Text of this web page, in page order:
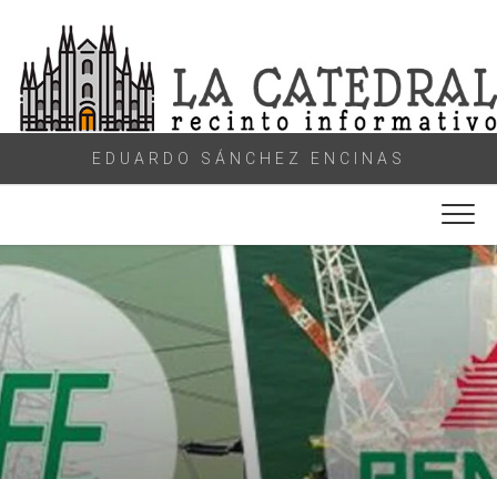
content
EDUARDO SÁNCHEZ ENCINAS